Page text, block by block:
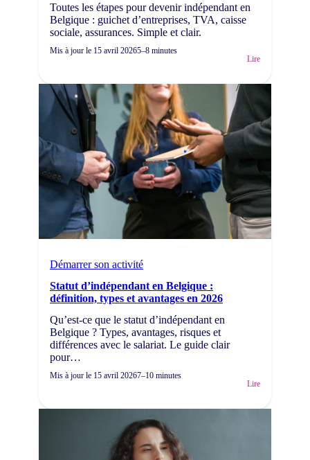
Toutes les étapes pour devenir indépendant en
Belgique : guichet d’entreprises, TVA, caisse
sociale, assurances. Simple et clair.
Mis à jour le 15 avril 20265–8 minutes
Lire
Démarrer son activité
Statut d’indépendant en Belgique :
définition, types et avantages en 2026
Qu’est-ce que le statut d’indépendant en
Belgique ? Types, avantages, risques et
différences avec le salariat. Le guide clair
pour…
Mis à jour le 15 avril 20267–10 minutes
Lire